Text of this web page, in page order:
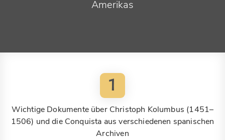
Amerikas
1
Wichtige Dokumente über Christoph Kolumbus (1451–
1506) und die Conquista aus verschiedenen spanischen
Archiven